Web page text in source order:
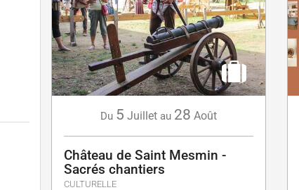
Du 5 Juillet au 28 Août
Château de Saint Mesmin -
Sacrés chantiers
CULTURELLE